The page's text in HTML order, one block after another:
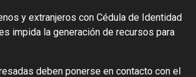
y extranjeros con Cédula de Identidad
impida la generación de recursos para
deben ponerse en contacto con el